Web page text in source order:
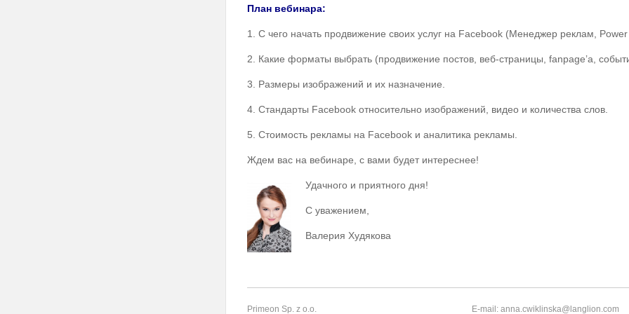
План вебинара:
1. С чего начать продвижение своих услуг на Facebook (Менеджер реклам,
2. Какие форматы выбрать (продвижение постов, веб-страницы, fanpage’a,
3. Размеры изображений и их назначение.
4. Стандарты Facebook относительно изображений, видео и количества слов.
5. Стоимость рекламы на Facebook и аналитика рекламы.
Ждем вас на вебинаре, с вами будет интереснее!
Удачного и приятного дня!
С уважением,
Валерия Худякова
Primeon Sp. z o.o. E-mail: anna.cwiklinska@langlion.com